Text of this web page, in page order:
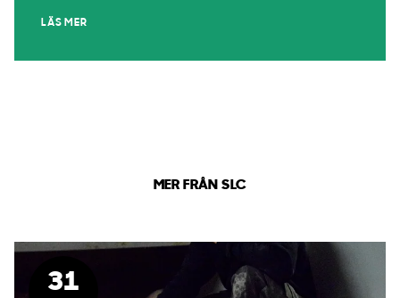
LÄS MER
MER FRÅN SLC
31